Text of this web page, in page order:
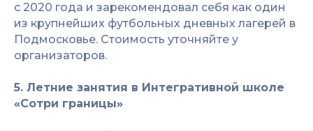
с 2020 года и зарекомендовал себя как один
из крупнейших футбольных дневных лагерей в
Подмосковье. Стоимость уточняйте у
организаторов.
5. Летние занятия в Интегративной школе
«Сотри границы»